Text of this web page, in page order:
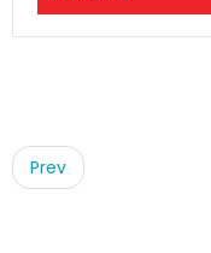
Post
navigation
Prev